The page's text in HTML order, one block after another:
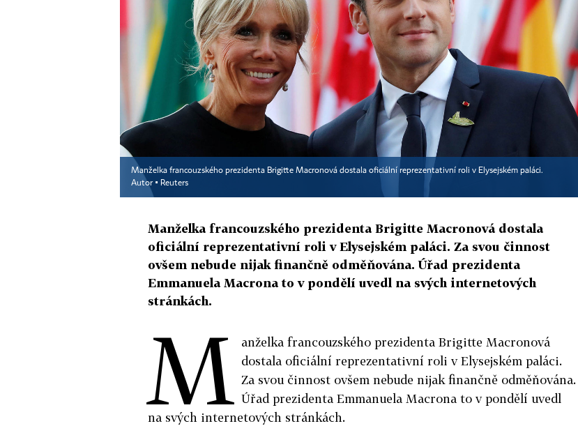
Manželka francouzského prezidenta Brigitte Macronová dostala oficiální reprezentativní roli v Elysejském paláci.
Autor ▪ Reuters
Manželka francouzského prezidenta Brigitte Macronová dostala
oficiální reprezentativní roli v Elysejském paláci. Za svou činnost
ovšem nebude nijak finančně odměňována. Úřad prezidenta
Emmanuela Macrona to v pondělí uvedl na svých internetových
stránkách.
M anželka francouzského prezidenta Brigitte Macronová
dostala oficiální reprezentativní roli v Elysejském paláci.
Za svou činnost ovšem nebude nijak finančně odměňována.
Úřad prezidenta Emmanuela Macrona to v pondělí uvedl
na svých internetových stránkách.